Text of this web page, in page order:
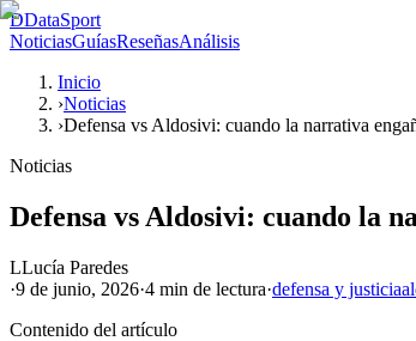
DDataSport
NoticiasGuíasReseñasAnálisis
Inicio
›Noticias
›Defensa vs Aldosivi: cuando la narrativa
Noticias
Defensa vs Aldosivi: cuando la
LLucía Paredes
·9 de junio, 2026·4 min de lectura·defensa y justicia
Contenido del artículo